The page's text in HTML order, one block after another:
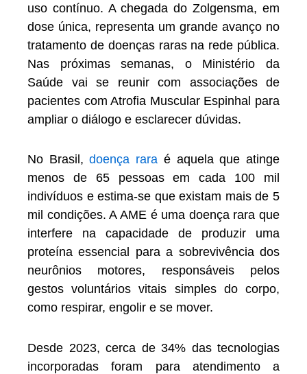
uso contínuo. A chegada do Zolgensma, em
dose única, representa um grande avanço no
tratamento de doenças raras na rede pública.
Nas próximas semanas, o Ministério da
Saúde vai se reunir com associações de
pacientes com Atrofia Muscular Espinhal para
ampliar o diálogo e esclarecer dúvidas.
No Brasil,doença rara é aquela que atinge
menos de 65 pessoas em cada 100 mil
indivíduos e estima-se que existam mais de 5
mil condições. A AME é uma doença rara que
interfere na capacidade de produzir uma
proteína essencial para a sobrevivência dos
neurônios motores, responsáveis pelos
gestos voluntários vitais simples do corpo,
como respirar, engolir e se mover.
Desde 2023, cerca de 34% das tecnologias
incorporadas foram para atendimento a